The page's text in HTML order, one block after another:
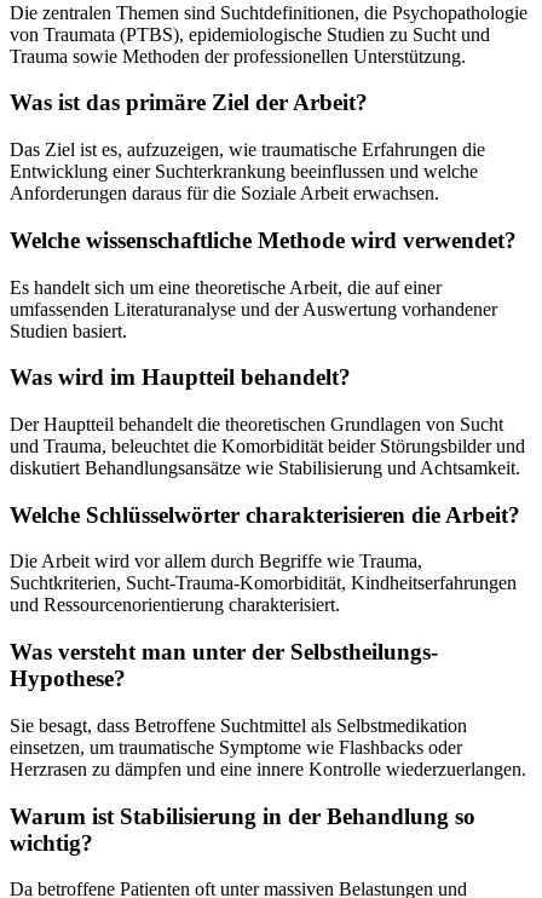
Die zentralen Themen sind Suchtdefinitionen, die Psychopathologie
von Traumata (PTBS), epidemiologische Studien zu Sucht und
Trauma sowie Methoden der professionellen Unterstützung.
Was ist das primäre Ziel der Arbeit?
Das Ziel ist es, aufzuzeigen, wie traumatische Erfahrungen die
Entwicklung einer Suchterkrankung beeinflussen und welche
Anforderungen daraus für die Soziale Arbeit erwachsen.
Welche wissenschaftliche Methode wird verwendet?
Es handelt sich um eine theoretische Arbeit, die auf einer
umfassenden Literaturanalyse und der Auswertung vorhandener
Studien basiert.
Was wird im Hauptteil behandelt?
Der Hauptteil behandelt die theoretischen Grundlagen von Sucht
und Trauma, beleuchtet die Komorbidität beider Störungsbilder und
diskutiert Behandlungsansätze wie Stabilisierung und Achtsamkeit.
Welche Schlüsselwörter charakterisieren die Arbeit?
Die Arbeit wird vor allem durch Begriffe wie Trauma,
Suchtkriterien, Sucht-Trauma-Komorbidität, Kindheitserfahrungen
und Ressourcenorientierung charakterisiert.
Was versteht man unter der Selbstheilungs-
Hypothese?
Sie besagt, dass Betroffene Suchtmittel als Selbstmedikation
einsetzen, um traumatische Symptome wie Flashbacks oder
Herzrasen zu dämpfen und eine innere Kontrolle wiederzuerlangen.
Warum ist Stabilisierung in der Behandlung so
wichtig?
Da betroffene Patienten oft unter massiven Belastungen und